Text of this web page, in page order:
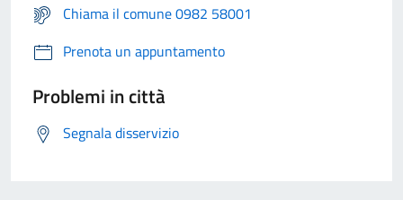
Chiama il comune 0982 58001
Prenota un appuntamento
Problemi in città
Segnala disservizio